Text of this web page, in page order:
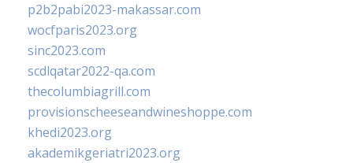
p2b2pabi2023-makassar.com
wocfparis2023.org
sinc2023.com
scdlqatar2022-qa.com
thecolumbiagrill.com
provisionscheeseandwineshoppe.com
khedi2023.org
akademikgeriatri2023.org